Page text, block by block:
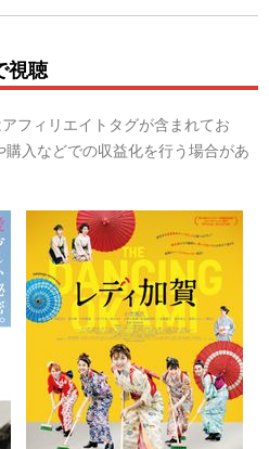
視聴
フィリエイトタグが含まれてお
入などでの収益化を行う場合があ